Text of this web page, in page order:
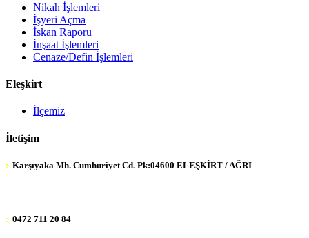
Nikah İşlemleri
İşyeri Açma
İskan Raporu
İnşaat İşlemleri
Cenaze/Defin İşlemleri
Eleşkirt
İlçemiz
İletişim
: Karşıyaka Mh. Cumhuriyet Cd. Pk:04600 ELEŞKİRT / AĞRI
: 0472 711 20 84